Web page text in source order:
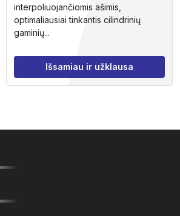
interpoliuojančiomis ašimis,
optimaliausiai tinkantis cilindrinių
gaminių...
Išsamiau ir užklausa